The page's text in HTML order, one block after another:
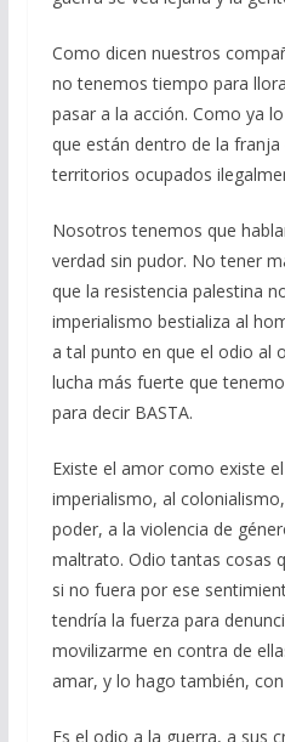
Como dicen nuestros
no tenemos tiempo para
pasar a la acción. Como ya
que están dentro de la franja
territorios ocupados
Nosotros tenemos que
verdad sin pudor. No tener
que la resistencia palestina
imperialismo bestializa al
a tal punto en que el odio al
lucha más fuerte que
para decir BASTA.
Existe el amor como existe
imperialismo, al
poder, a la violencia de
maltrato. Odio tantas cosas
si no fuera por ese
tendría la fuerza para
movilizarme en contra de
amar, y lo hago también,
Es el odio a la guerra, a sus